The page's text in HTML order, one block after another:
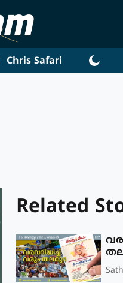
Chris Safari
Related